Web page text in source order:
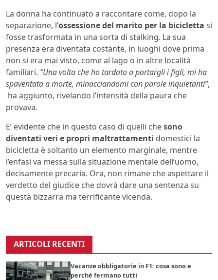
La donna ha continuato a raccontare come, dopo la
separazione, l’ossessione del marito per la bicicletta si
fosse trasformata in una sorta di stalking. La sua
presenza era diventata costante, in luoghi dove prima
non si era mai visto, come al lago o in altre località
familiari. “Una volta che ho tardato a portargli i figli, mi ha
spaventata a morte, minacciandomi con parole inquietanti”,
ha aggiunto, rivelando l’intensità della paura che
provava.
E’ evidente che in questo caso di quelli chesono
diventati veri e propri maltrattamenti domestici la
bicicletta è soltanto un elemento marginale, mentre
l’enfasi va messa sulla situazione mentale dell’uomo,
decisamente precaria. Ora, non rimane che aspettare il
verdetto del giudice che dovrà dare una sentenza su
questa bizzarra ma terrificante vicenda.
ARTICOLI RECENTI
Vacanze obbligatorie in F1: cosa sono e
perché fermano tutti